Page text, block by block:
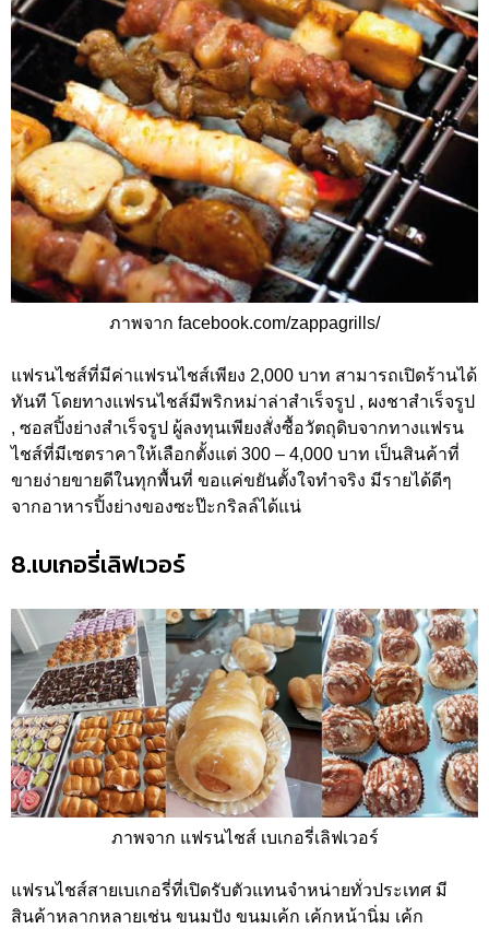
ภาพจาก facebook.com/zappagrills/
แฟรนไชส์ที่มีค่าแฟรนไชส์เพียง 2,000 บาท สามารถเปิดร้านได้
ทันที โดยทางแฟรนไชส์มีพริกหม่าล่าสำเร็จรูป , ผงชาสำเร็จรูป
, ซอสปิ้งย่างสำเร็จรูป ผู้ลงทุนเพียงสั่งซื้อวัตถุดิบจากทางแฟรน
ไชส์ที่มีเซตราคาให้เลือกตั้งแต่ 300 – 4,000 บาท เป็นสินค้าที่
ขายง่ายขายดีในทุกพื้นที่ ขอแค่ขยันตั้งใจทำจริง มีรายได้ดีๆ
จากอาหารปิ้งย่างของซะป๊ะกริลล์ได้แน่
8.เบเกอรี่เลิฟเวอร์
ภาพจาก แฟรนไชส์ เบเกอรี่เลิฟเวอร์
แฟรนไชส์สายเบเกอรี่ที่เปิดรับตัวแทนจำหน่ายทั่วประเทศ มี
สินค้าหลากหลายเช่น ขนมปัง ขนมเค้ก เค้กหน้านิ่ม เค้ก